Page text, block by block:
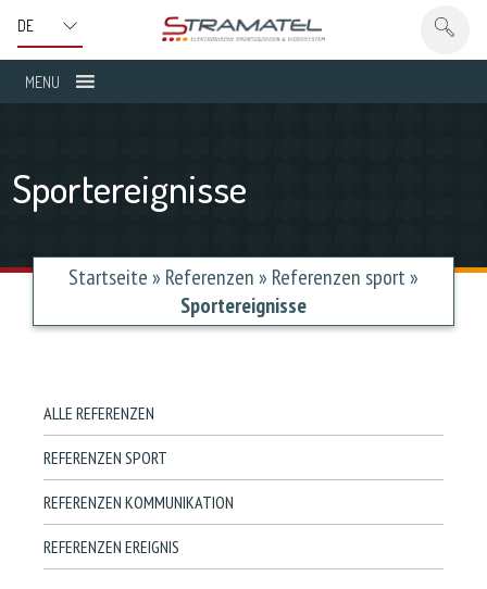
MENU
Sportereignisse
Startseite» Referenzen» Referenzen sport»
Sportereignisse
ALLE REFERENZEN
REFERENZEN SPORT
REFERENZEN KOMMUNIKATION
REFERENZEN EREIGNIS